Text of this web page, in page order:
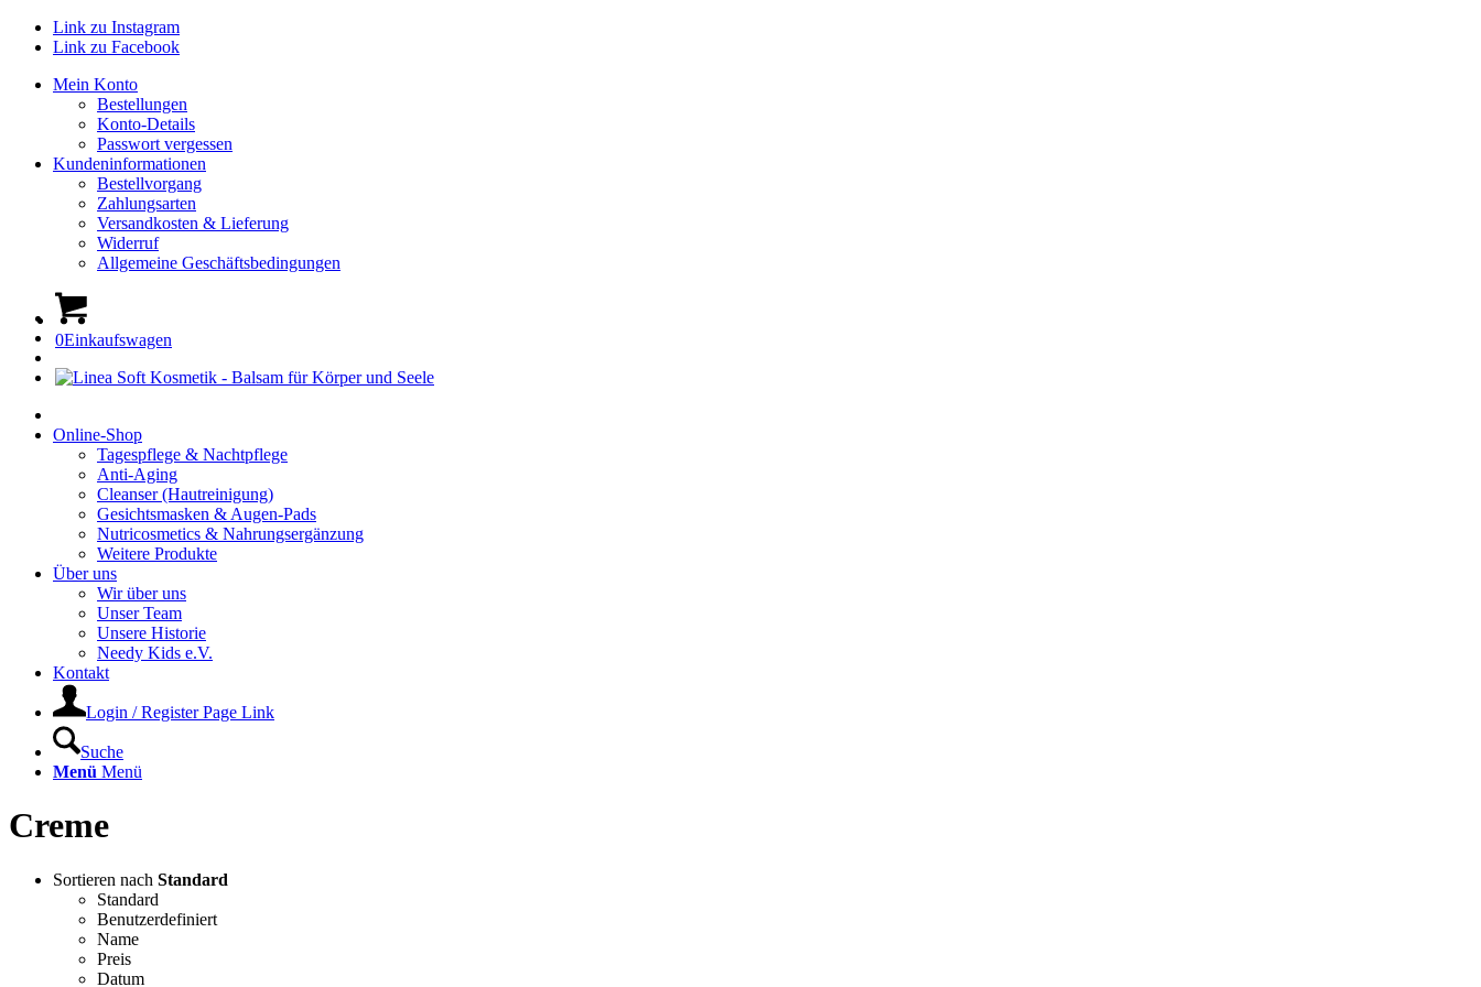
Link zu Instagram
Link zu Facebook
Mein Konto
Bestellungen
Konto-Details
Passwort vergessen
Kundeninformationen
Bestellvorgang
Zahlungsarten
Versandkosten & Lieferung
Widerruf
Allgemeine Geschäftsbedingungen
0Einkaufswagen
Online-Shop
Tagespflege & Nachtpflege
Anti-Aging
Cleanser (Hautreinigung)
Gesichtsmasken & Augen-Pads
Nutricosmetics & Nahrungsergänzung
Weitere Produkte
Über uns
Wir über uns
Unser Team
Unsere Historie
Needy Kids e.V.
Kontakt
Login / Register Page Link
Suche
Menü Menü
Creme
Sortieren nach Standard
Standard
Benutzerdefiniert
Name
Preis
Datum